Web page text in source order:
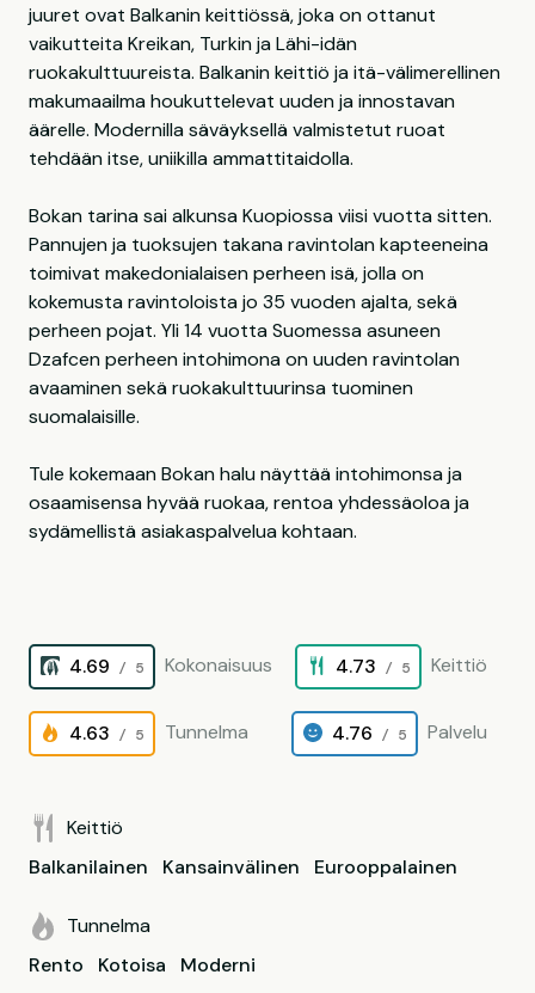
juuret ovat Balkanin keittiössä, joka on ottanut
vaikutteita Kreikan, Turkin ja Lähi-idän
ruokakulttuureista. Balkanin keittiö ja itä-välimerellinen
makumaailma houkuttelevat uuden ja innostavan
äärelle. Modernilla säväyksellä valmistetut ruoat
tehdään itse, uniikilla ammattitaidolla.
Bokan tarina sai alkunsa Kuopiossa viisi vuotta sitten.
Pannujen ja tuoksujen takana ravintolan kapteeneina
toimivat makedonialaisen perheen isä, jolla on
kokemusta ravintoloista jo 35 vuoden ajalta, sekä
perheen pojat. Yli 14 vuotta Suomessa asuneen
Dzafcen perheen intohimona on uuden ravintolan
avaaminen sekä ruokakulttuurinsa tuominen
suomalaisille.
Tule kokemaan Bokan halu näyttää intohimonsa ja
osaamisensa hyvää ruokaa, rentoa yhdessäoloa ja
sydämellistä asiakaspalvelua kohtaan.
4.69 / 5 Kokonaisuus 4.73 / 5 Keittiö
4.63 / 5 Tunnelma 4.76 / 5 Palvelu
Keittiö
Balkanilainen
Kansainvälinen Eurooppalainen
Tunnelma
Rento
Kotoisa Moderni